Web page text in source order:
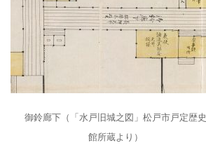
御鈴廊下（「水戸旧城之図」松戸市戸定歴史
館所蔵より）